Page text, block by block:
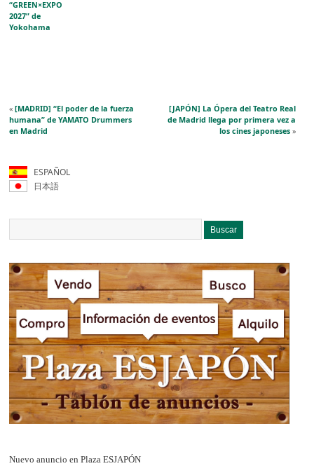
“GREEN×EXPO
2027” de
Yokohama
«[MADRID] “El poder de la fuerza
humana” de YAMATO Drummers
en Madrid
[JAPÓN] La Ópera del Teatro Real
de Madrid llega por primera vez a
los cines japoneses»
ESPAÑOL
日本語
Nuevo anuncio en Plaza ESJAPÓN